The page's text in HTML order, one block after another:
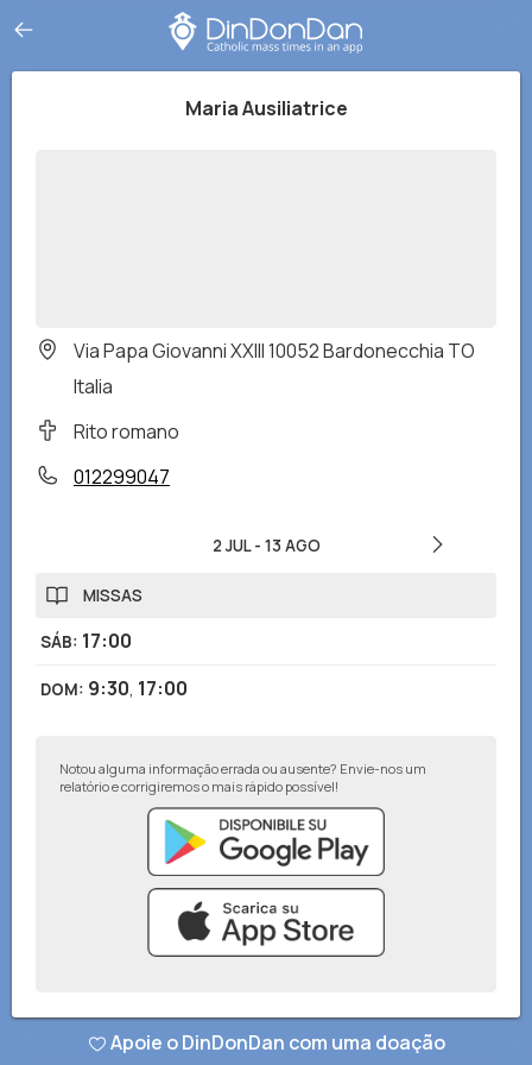
Maria Ausiliatrice
Via Papa Giovanni XXIII 10052 Bardonecchia TO
Italia
Rito romano
012299047
2 JUL- 13 AGO
MISSAS
SÁB: 17:00
DOM: 9:30, 17:00
Notou alguma informação errada ou ausente? Envie-nos um
relatório e corrigiremos o mais rápido possível!
© DinDonDan App 2026–Política de privacidade–Adicionar ao seu site
Apoie o DinDonDan com uma doação